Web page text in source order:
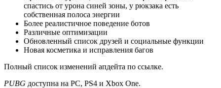
спастись от урона синей зоны, у рюкзака есть
собственная полоса энергии
Более реалистичное поведение ботов
Различные оптимизации
Обновленный список друзей и социальные функции
Новая косметика и исправления багов
Полный список изменений апдейта по ссылке.
PUBG доступна на PC, PS4 и Xbox One.